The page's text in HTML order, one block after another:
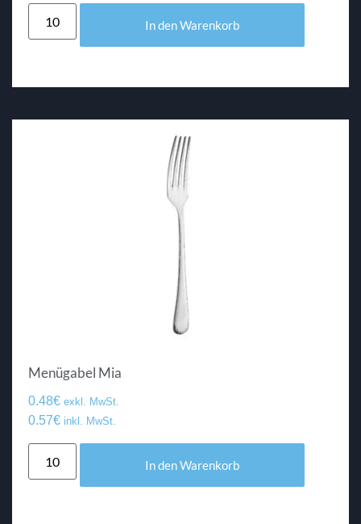
In den Warenkorb
Menügabel Mia
0.48€ exkl. MwSt.
0.57€ inkl. MwSt.
In den Warenkorb